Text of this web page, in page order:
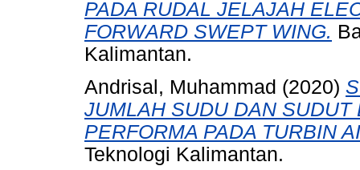
PADA RUDAL JELAJAH
FORWARD SWEPT WING.
Kalimantan.
Andrisal, Muhammad (2020)
JUMLAH SUDU DAN
PERFORMA PADA TURBIN
Teknologi Kalimantan.